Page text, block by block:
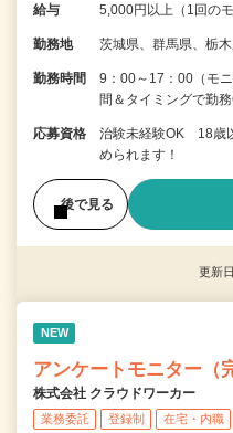
給与 5,000円以上（1回の
勤務地 茨城県、群馬県、栃
勤務時間
9：00～17：00（モ
間＆タイミングで勤
応募資格
治験未経験OK 18歳
められます！
後で見る
更新
NEW
アンケートモニター（
株式会社 クラウドワーカー
業務委託 登録制 在宅・内職